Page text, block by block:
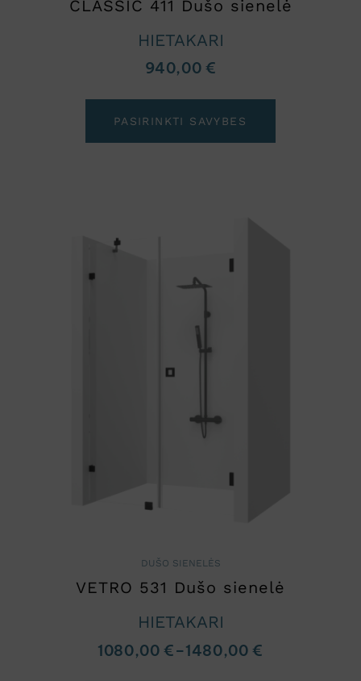
CLASSIC 411 Dušo sienelė
HIETAKARI
940,00 €
PASIRINKTI SAVYBES
DUŠO SIENELĖS
VETRO 531 Dušo sienelė
HIETAKARI
1080,00€–1480,00€